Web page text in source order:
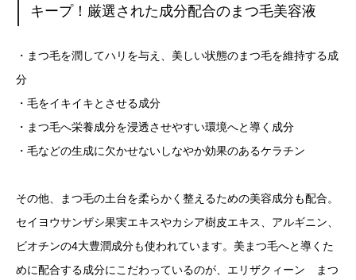
キープ！厳選された成分配合のまつ毛美容液
・まつ毛を潤してハリを与え、美しい状態のまつ毛を維持する成
分
・毛をイキイキとさせる成分
・まつ毛へ栄養成分を浸透させやすい環境へと導く成分
・毛などの生成に欠かせないしなやか効果のあるケラチン
その他、まつ毛の土台を柔らかく整えるための美容成分も配合。
セイヨウサンザシ果実エキスやカシア樹皮エキス、アルギニン、
ビオチンの4大豊潤成分も使われています。美まつ毛へと導くた
めに配合する成分にこだわっているのが、エリザクィーン まつ